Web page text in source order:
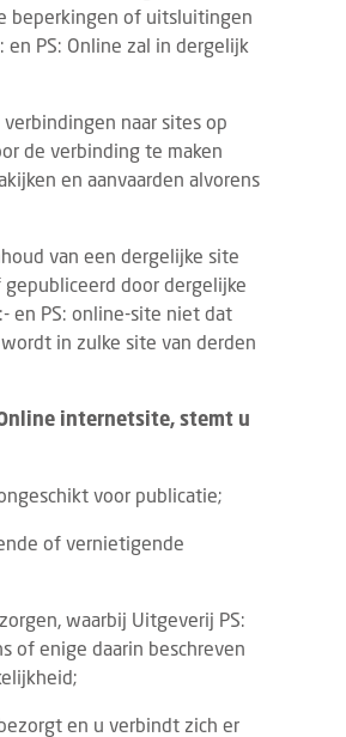
beperkingen of uitsluitingen
PS: Online zal in dergelijk
naar sites op
de verbinding te maken
en aanvaarden alvorens
van een dergelijke site
door dergelijke
en PS: online-site niet dat
in zulke site van derden
internetsite, stemt u
voor publicatie;
of vernietigende
waarbij Uitgeverij PS:
of enige daarin beschreven
en u verbindt zich er